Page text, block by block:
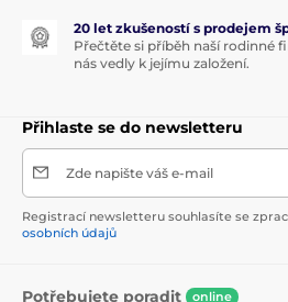
20 let zkušeností s prodejem
Přečtěte si příběh naší rodinné
nás vedly k jejímu založení.
Přihlaste se do newsletteru
Zde napište váš e-mail
Registrací newsletteru souhlasíte se
osobních údajů
Potřebujete poradit online